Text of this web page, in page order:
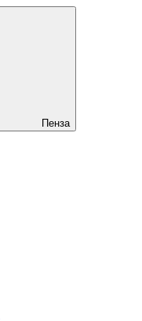
Пенза